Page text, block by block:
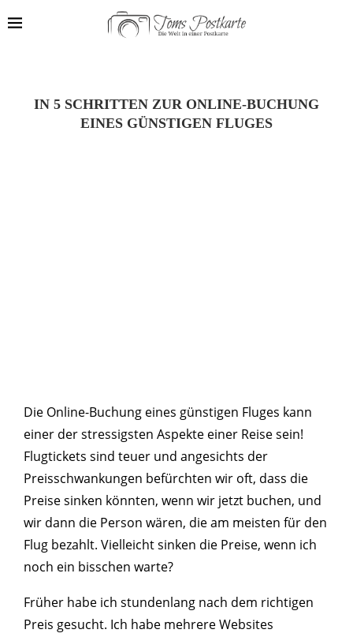
IN 5 SCHRITTEN ZUR ONLINE-BUCHUNG
EINES GÜNSTIGEN FLUGES
Die Online-Buchung eines günstigen Fluges kann
einer der stressigsten Aspekte einer Reise sein!
Flugtickets sind teuer und angesichts der
Preisschwankungen befürchten wir oft, dass die
Preise sinken könnten, wenn wir jetzt buchen, und
wir dann die Person wären, die am meisten für den
Flug bezahlt. Vielleicht sinken die Preise, wenn ich
noch ein bisschen warte?
Früher habe ich stundenlang nach dem richtigen
Preis gesucht. Ich habe mehrere Websites